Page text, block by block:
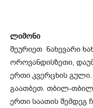
ლიმონი
შეურიეთ ნახევარი
ოროვანდისზეთი,
ერთი კვერცხის
გაათბეთ. თბილ-
ერთი საათის შემდეგ